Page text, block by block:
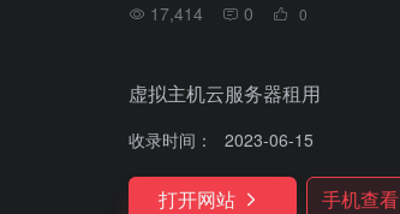
17,414 0 0
虚拟主机云服务器租用
收录时间： 2023-06-15
打开网站 手机查看